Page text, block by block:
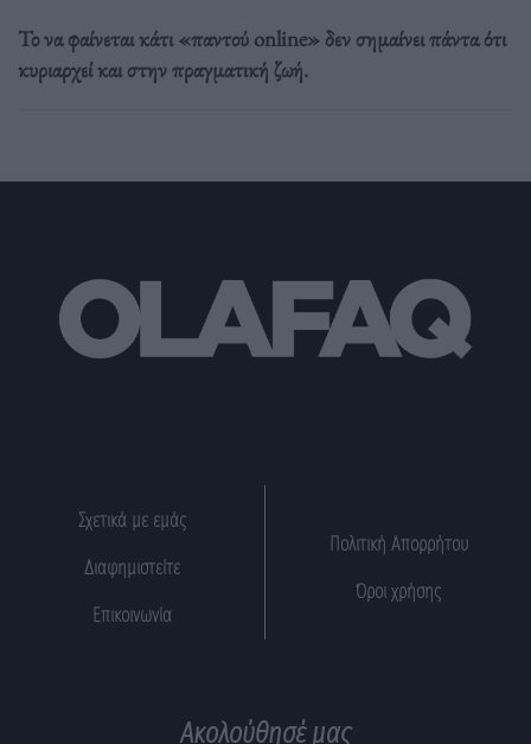
Το να φαίνεται κάτι «παντού online» δεν σημαίνει πάντα ότι
κυριαρχεί και στην πραγματική ζωή.
Σχετικά με εμάς
Διαφημιστείτε
Επικοινωνία
Πολιτική Απορρήτου
Όροι χρήσης
Ακολούθησέ μας